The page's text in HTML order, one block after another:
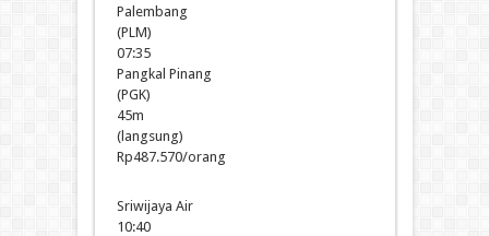
Palembang
(PLM)
07:35
Pangkal Pinang
(PGK)
45m
(langsung)
Rp487.570/orang
Sriwijaya Air
10:40